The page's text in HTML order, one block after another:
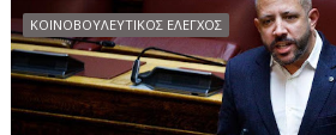
ΚΟΙΝΟΒΟΥΛΕΥΤΙΚΟΣ ΕΛΕΓΧΟΣ